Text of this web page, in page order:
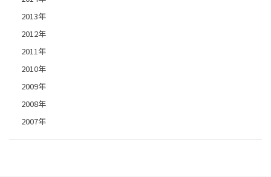
2013年
2012年
2011年
2010年
2009年
2008年
2007年